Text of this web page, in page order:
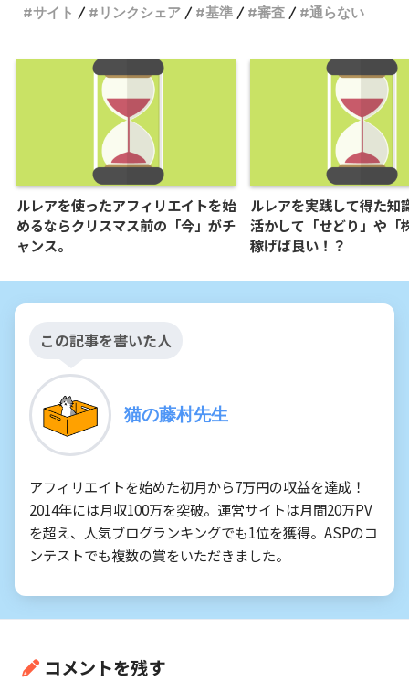
サイト
リンクシェア 基準 審査 通らない
ルレアを使ったアフィリエイトを始
めるならクリスマス前の「今」がチ
ャンス。
ルレアを実践して得た知
活かして「せどり」や「
稼げば良い！？
この記事を書いた人
猫の藤村先生
アフィリエイトを始めた初月から7万円の収益を達成！
2014年には月収100万を突破。運営サイトは月間20万PV
を超え、人気ブログランキングでも1位を獲得。ASPのコ
ンテストでも複数の賞をいただきました。
コメントを残す